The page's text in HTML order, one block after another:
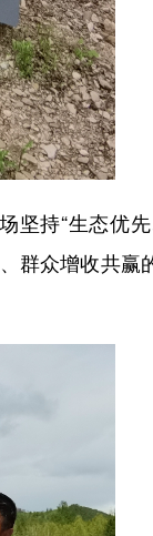
持“生态优先
群众增收共赢